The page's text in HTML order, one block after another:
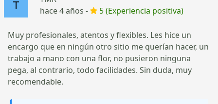
hace 4 años -
5 (Experiencia positiva)
Muy profesionales, atentos y flexibles. Les hice un
encargo que en ningún otro sitio me querían hacer, un
trabajo a mano con una flor, no pusieron ninguna
pega, al contrario, todo facilidades. Sin duda, muy
recomendable.